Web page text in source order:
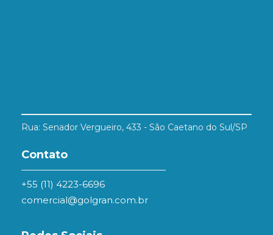
Rua: Senador Vergueiro, 433 - São Caetano do Sul/SP
Contato
+55 (11) 4223-6696
comercial@golgran.com.br